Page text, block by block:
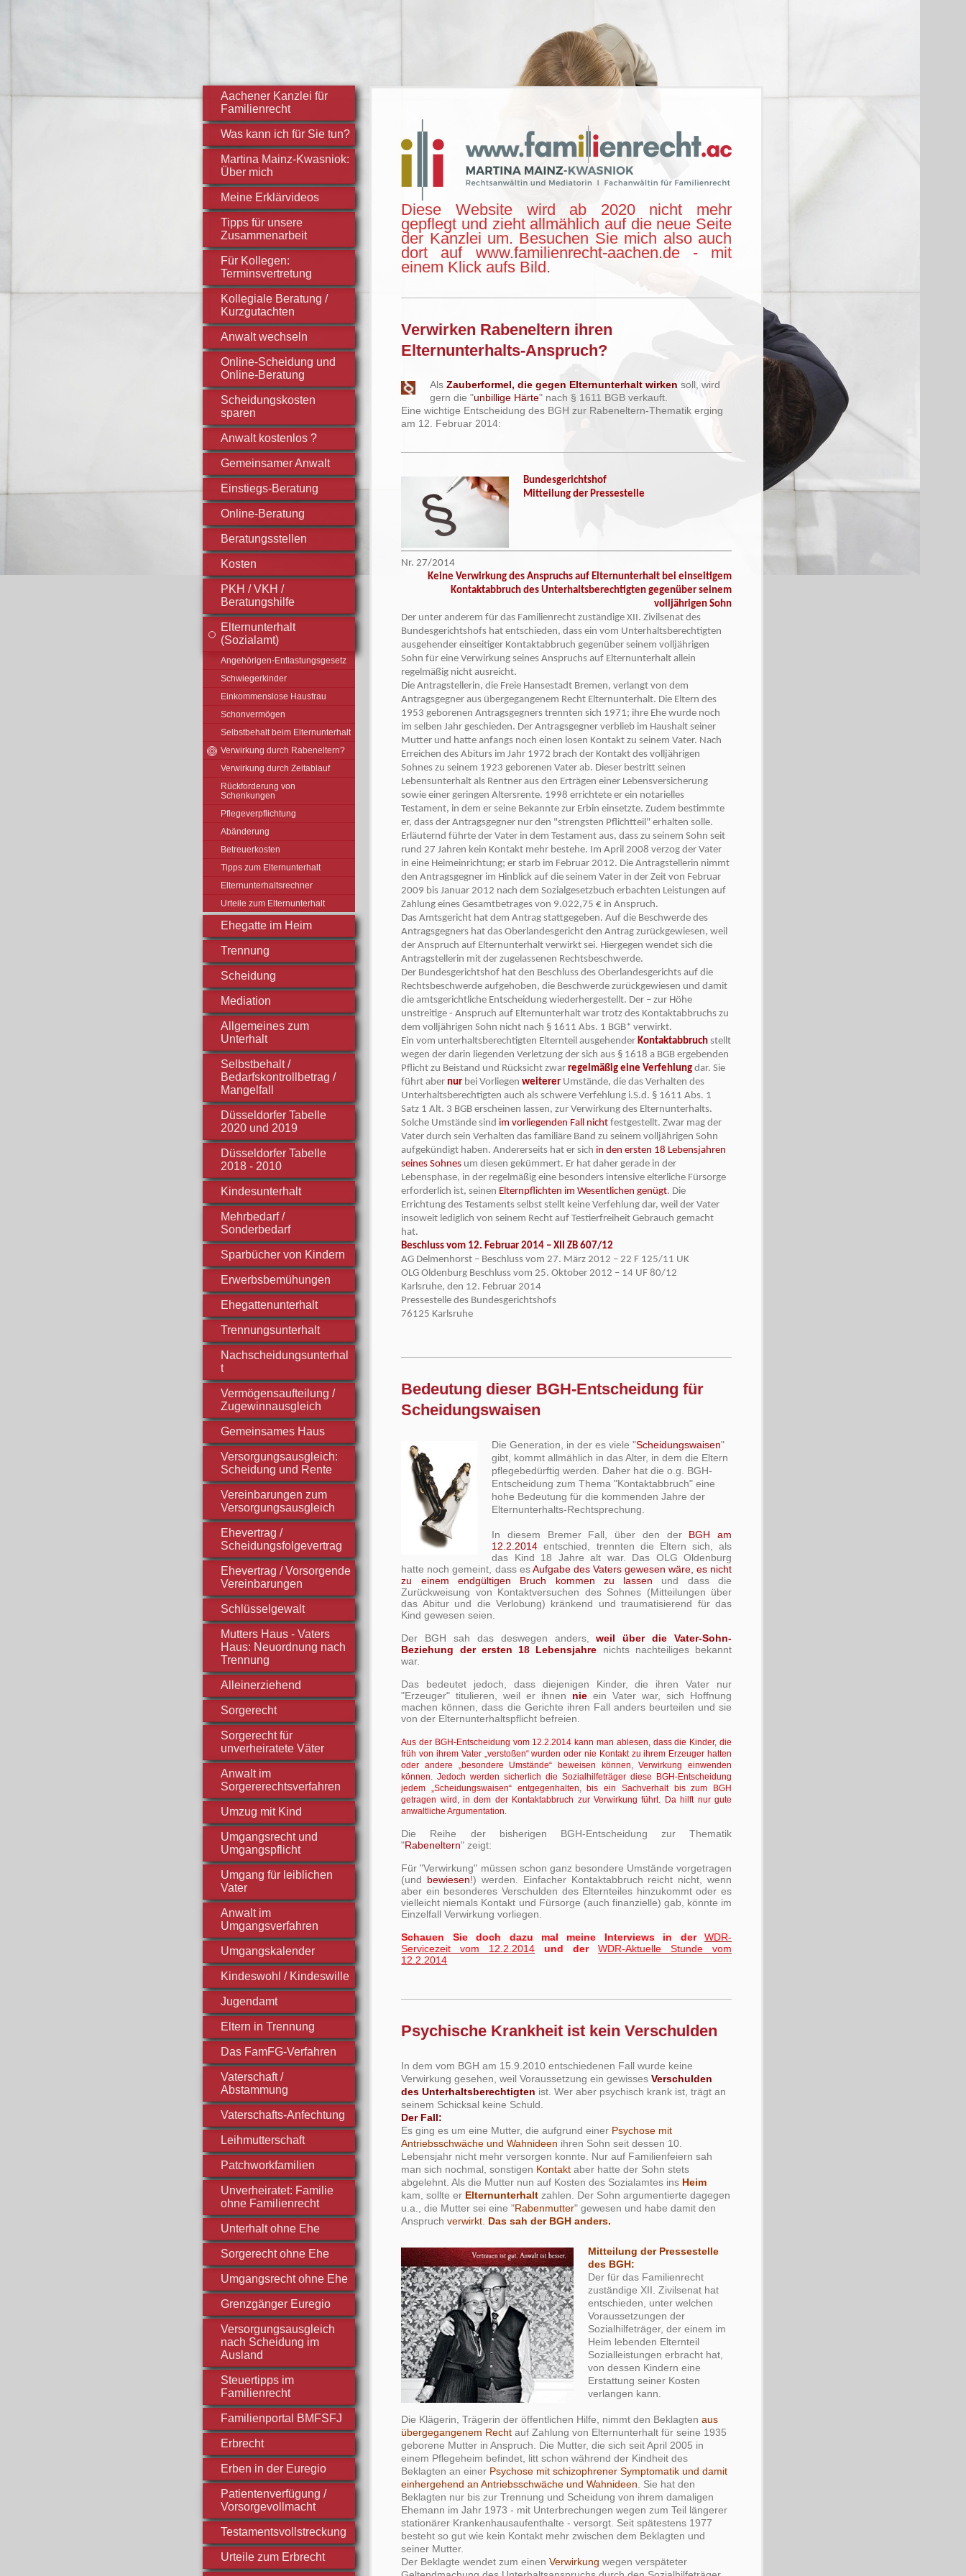
Aachener Kanzlei für
Familienrecht
Was kann ich für Sie tun?
Martina Mainz-Kwasniok:
Über mich
Meine Erklärvideos
Tipps für unsere
Zusammenarbeit
Für Kollegen:
Terminsvertretung
Kollegiale Beratung /
Kurzgutachten
Anwalt wechseln
Online-Scheidung und
Online-Beratung
Scheidungskosten
sparen
Anwalt kostenlos ?
Gemeinsamer Anwalt
Einstiegs-Beratung
Online-Beratung
Beratungsstellen
Kosten
PKH / VKH /
Beratungshilfe
Elternunterhalt
(Sozialamt)
Angehörigen-Entlastungsgesetz
Schwiegerkinder
Einkommenslose Hausfrau
Schonvermögen
Selbstbehalt beim Elternunterhalt
Verwirkung durch Rabeneltern?
Verwirkung durch Zeitablauf
Rückforderung von
Schenkungen
Pflegeverpflichtung
Abänderung
Betreuerkosten
Tipps zum Elternunterhalt
Elternunterhaltsrechner
Urteile zum Elternunterhalt
Ehegatte im Heim
Trennung
Scheidung
Mediation
Allgemeines zum
Unterhalt
Selbstbehalt /
Bedarfskontrollbetrag /
Mangelfall
Düsseldorfer Tabelle
2020 und 2019
Düsseldorfer Tabelle
2018 - 2010
Kindesunterhalt
Mehrbedarf /
Sonderbedarf
Sparbücher von Kindern
Erwerbsbemühungen
Ehegattenunterhalt
Trennungsunterhalt
Nachscheidungsunterhal
t
Vermögensaufteilung /
Zugewinnausgleich
Gemeinsames Haus
Versorgungsausgleich:
Scheidung und Rente
Vereinbarungen zum
Versorgungsausgleich
Ehevertrag /
Scheidungsfolgevertrag
Ehevertrag / Vorsorgende
Vereinbarungen
Schlüsselgewalt
Mutters Haus - Vaters
Haus: Neuordnung nach
Trennung
Alleinerziehend
Sorgerecht
Sorgerecht für
unverheiratete Väter
Anwalt im
Sorgererechtsverfahren
Umzug mit Kind
Umgangsrecht und
Umgangspflicht
Umgang für leiblichen
Vater
Anwalt im
Umgangsverfahren
Umgangskalender
Kindeswohl / Kindeswille
Jugendamt
Eltern in Trennung
Das FamFG-Verfahren
Vaterschaft /
Abstammung
Vaterschafts-Anfechtung
Leihmutterschaft
Patchworkfamilien
Unverheiratet: Familie
ohne Familienrecht
Unterhalt ohne Ehe
Sorgerecht ohne Ehe
Umgangsrecht ohne Ehe
Grenzgänger Euregio
Versorgungsausgleich
nach Scheidung im
Ausland
Steuertipps im
Familienrecht
Familienportal BMFSFJ
Erbrecht
Erben in der Euregio
Patientenverfügung /
Vorsorgevollmacht
Testamentsvollstreckung
Urteile zum Erbrecht
Diese Website wird ab 2020 nicht mehr
gepflegt und zieht allmählich auf die neue Seite
der Kanzlei um. Besuchen Sie mich also auch
dort auf www.familienrecht-aachen.de - mit
einem Klick aufs Bild.
Verwirken Rabeneltern ihren
Elternunterhalts-Anspruch?
AlsZauberformel, die gegen Elternunterhalt wirken soll, wird
gern die "unbillige Härte" nach § 1611 BGB verkauft.
Eine wichtige Entscheidung des BGH zur Rabeneltern-Thematik erging
am 12. Februar 2014:
Bundesgerichtshof
Mitteilung der Pressestelle
Nr. 27/2014
Keine Verwirkung des Anspruchs auf Elternunterhalt bei einseitigem
Kontaktabbruch des Unterhaltsberechtigten gegenüber seinem
volljährigen Sohn
Der unter anderem für das Familienrecht zuständige XII. Zivilsenat des
Bundesgerichtshofs hat entschieden, dass ein vom Unterhaltsberechtigten
ausgehender einseitiger Kontaktabbruch gegenüber seinem volljährigen
Sohn für eine Verwirkung seines Anspruchs auf Elternunterhalt allein
regelmäßig nicht ausreicht.
Die Antragstellerin, die Freie Hansestadt Bremen, verlangt von dem
Antragsgegner aus übergegangenem Recht Elternunterhalt. Die Eltern des
1953 geborenen Antragsgegners trennten sich 1971; ihre Ehe wurde noch
im selben Jahr geschieden. Der Antragsgegner verblieb im Haushalt seiner
Mutter und hatte anfangs noch einen losen Kontakt zu seinem Vater. Nach
Erreichen des Abiturs im Jahr 1972 brach der Kontakt des volljährigen
Sohnes zu seinem 1923 geborenen Vater ab. Dieser bestritt seinen
Lebensunterhalt als Rentner aus den Erträgen einer Lebensversicherung
sowie einer geringen Altersrente. 1998 errichtete er ein notarielles
Testament, in dem er seine Bekannte zur Erbin einsetzte. Zudem bestimmte
er, dass der Antragsgegner nur den "strengsten Pflichtteil" erhalten solle.
Erläuternd führte der Vater in dem Testament aus, dass zu seinem Sohn seit
rund 27 Jahren kein Kontakt mehr bestehe. Im April 2008 verzog der Vater
in eine Heimeinrichtung; er starb im Februar 2012. Die Antragstellerin nimmt
den Antragsgegner im Hinblick auf die seinem Vater in der Zeit von Februar
2009 bis Januar 2012 nach dem Sozialgesetzbuch erbachten Leistungen auf
Zahlung eines Gesamtbetrages von 9.022,75 € in Anspruch.
Das Amtsgericht hat dem Antrag stattgegeben. Auf die Beschwerde des
Antragsgegners hat das Oberlandesgericht den Antrag zurückgewiesen, weil
der Anspruch auf Elternunterhalt verwirkt sei. Hiergegen wendet sich die
Antragstellerin mit der zugelassenen Rechtsbeschwerde.
Der Bundesgerichtshof hat den Beschluss des Oberlandesgerichts auf die
Rechtsbeschwerde aufgehoben, die Beschwerde zurückgewiesen und damit
die amtsgerichtliche Entscheidung wiederhergestellt. Der – zur Höhe
unstreitige - Anspruch auf Elternunterhalt war trotz des Kontaktabbruchs zu
dem volljährigen Sohn nicht nach § 1611 Abs. 1 BGB* verwirkt.
Ein vom unterhaltsberechtigten Elternteil ausgehenderKontaktabbruch stellt
wegen der darin liegenden Verletzung der sich aus § 1618 a BGB ergebenden
Pflicht zu Beistand und Rücksicht zwarregelmäßig eine Verfehlung dar. Sie
führt abernur bei Vorliegenweiterer Umstände, die das Verhalten des
Unterhaltsberechtigten auch als schwere Verfehlung i.S.d. § 1611 Abs. 1
Satz 1 Alt. 3 BGB erscheinen lassen, zur Verwirkung des Elternunterhalts.
Solche Umstände sind im vorliegenden Fall nicht festgestellt. Zwar mag der
Vater durch sein Verhalten das familiäre Band zu seinem volljährigen Sohn
aufgekündigt haben. Andererseits hat er sich in den ersten 18 Lebensjahren
seines Sohnes um diesen gekümmert. Er hat daher gerade in der
Lebensphase, in der regelmäßig eine besonders intensive elterliche Fürsorge
erforderlich ist, seinen Elternpflichten im Wesentlichen genügt. Die
Errichtung des Testaments selbst stellt keine Verfehlung dar, weil der Vater
insoweit lediglich von seinem Recht auf Testierfreiheit Gebrauch gemacht
hat.
Beschluss vom 12. Februar 2014 – XII ZB 607/12
AG Delmenhorst – Beschluss vom 27. März 2012 – 22 F 125/11 UK
OLG Oldenburg Beschluss vom 25. Oktober 2012 – 14 UF 80/12
Karlsruhe, den 12. Februar 2014
Pressestelle des Bundesgerichtshofs
76125 Karlsruhe
Bedeutung dieser BGH-Entscheidung für
Scheidungswaisen
Die Generation, in der es viele "Scheidungswaisen"
gibt, kommt allmählich in das Alter, in dem die Eltern
pflegebedürftig werden. Daher hat die o.g. BGH-
Entscheidung zum Thema "Kontaktabbruch" eine
hohe Bedeutung für die kommenden Jahre der
Elternunterhalts-Rechtsprechung.
In diesem Bremer Fall, über den der BGH am
12.2.2014 entschied, trennten die Eltern sich, als
das Kind 18 Jahre alt war. Das OLG Oldenburg
hatte noch gemeint, dass esAufgabe des Vaters gewesen wäre, es nicht
zu einem endgültigen Bruch kommen zu lassen und dass die
Zurückweisung von Kontaktversuchen des Sohnes (Mitteilungen über
das Abitur und die Verlobung) kränkend und traumatisierend für das
Kind gewesen seien.
Der BGH sah das deswegen anders,weil über die Vater-Sohn-
Beziehung der ersten 18 Lebensjahre nichts nachteiliges bekannt
war.
Das bedeutet jedoch, dass diejenigen Kinder, die ihren Vater nur
"Erzeuger" titulieren, weil er ihnen nie ein Vater war, sich Hoffnung
machen können, dass die Gerichte ihren Fall anders beurteilen und sie
von der Elternunterhaltspflicht befreien.
Aus der BGH-Entscheidung vom 12.2.2014 kann man ablesen, dass die Kinder, die
früh von ihrem Vater „verstoßen“ wurden oder nie Kontakt zu ihrem Erzeuger hatten
oder andere „besondere Umstände“ beweisen können, Verwirkung einwenden
können. Jedoch werden sicherlich die Sozialhilfeträger diese BGH-Entscheidung
jedem „Scheidungswaisen“ entgegenhalten, bis ein Sachverhalt bis zum BGH
getragen wird, in dem der Kontaktabbruch zur Verwirkung führt. Da hilft nur gute
anwaltliche Argumentation.
Die Reihe der bisherigen BGH-Entscheidung zur Thematik
"Rabeneltern" zeigt:
Für "Verwirkung" müssen schon ganz besondere Umstände vorgetragen
(und bewiesen!) werden. Einfacher Kontaktabbruch reicht nicht, wenn
aber ein besonderes Verschulden des Elternteiles hinzukommt oder es
vielleicht niemals Kontakt und Fürsorge (auch finanzielle) gab, könnte im
Einzelfall Verwirkung vorliegen.
Schauen Sie doch dazu mal meine Interviews in der WDR-
Servicezeit vom 12.2.2014 und derWDR-Aktuelle Stunde vom
12.2.2014
Psychische Krankheit ist kein Verschulden
In dem vom BGH am 15.9.2010 entschiedenen Fall wurde keine
Verwirkung gesehen, weil Voraussetzung ein gewissesVerschulden
des Unterhaltsberechtigten ist. Wer aber psychisch krank ist, trägt an
seinem Schicksal keine Schuld.
Der Fall:
Es ging es um eine Mutter, die aufgrund einer Psychose mit
Antriebsschwäche und Wahnideen ihren Sohn seit dessen 10.
Lebensjahr nicht mehr versorgen konnte. Nur auf Familienfeiern sah
man sich nochmal, sonstigen Kontakt aber hatte der Sohn stets
abgelehnt. Als die Mutter nun auf Kosten des Sozialamtes ins Heim
kam, sollte er Elternunterhalt zahlen. Der Sohn argumentierte dagegen
u.a., die Mutter sei eine "Rabenmutter" gewesen und habe damit den
Anspruchverwirkt Das sah der BGH anders.
Mitteilung der Pressestelle
des BGH:
Der für das Familienrecht
zuständige XII. Zivilsenat hat
entschieden, unter welchen
Voraussetzungen der
Sozialhilfeträger, der einem im
Heim lebenden Elternteil
Sozialleistungen erbracht hat,
von dessen Kindern eine
Erstattung seiner Kosten
verlangen kann.
Die Klägerin, Trägerin der öffentlichen Hilfe, nimmt den Beklagtenaus
übergegangenem Recht auf Zahlung von Elternunterhalt für seine 1935
geborene Mutter in Anspruch. Die Mutter, die sich seit April 2005 in
einem Pflegeheim befindet, litt schon während der Kindheit des
Beklagten an einer Psychose mit schizophrener Symptomatik und damit
einhergehend an Antriebsschwäche und Wahnideen . Sie hat den
Beklagten nur bis zur Trennung und Scheidung von ihrem damaligen
Ehemann im Jahr 1973 - mit Unterbrechungen wegen zum Teil längerer
stationärer Krankenhausaufenthalte - versorgt. Seit spätestens 1977
besteht so gut wie kein Kontakt mehr zwischen dem Beklagten und
seiner Mutter.
Der Beklagte wendet zum einenVerwirkung wegen verspäteter